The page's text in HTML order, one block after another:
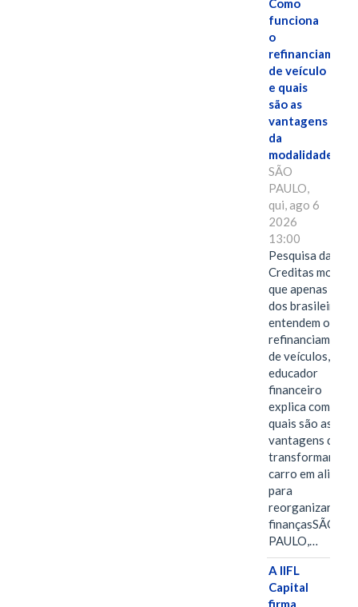
Como
funciona
o
de veículo
e quais
são as
vantagens
da
modalidade?
SÃO
PAULO,
qui, ago 6
2026
13:00
Pesquisa da
Creditas mostra
que apenas 28%
dos brasileiros
entendem o
refinanciamento
de veículos,
educador
financeiro
explica como e
quais são as
vantagens de
transformar o
carro em aliado
para
reorganizar as
finançasSÃO
PAULO,…
A IIFL
Capital
firma